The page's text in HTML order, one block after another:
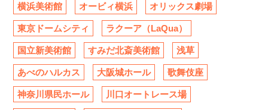
横浜美術館 オービィ横浜 オリックス劇場
東京ドームシティ ラクーア（LaQua）
国立新美術館 すみだ北斎美術館 浅草
あべのハルカス 大阪城ホール 歌舞伎座
神奈川県民ホール 川口オートレース場